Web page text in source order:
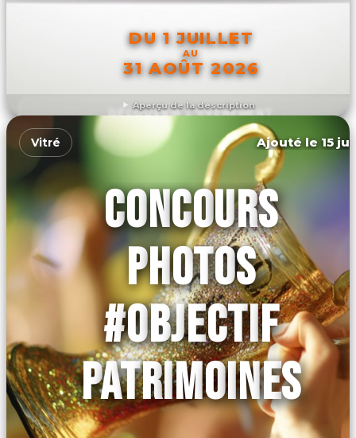
Aperçu de la description
DU 1 JUILLET
AU
31 AOÛT 2026
DÉCOUVRIR L'ÉVÉNEMENT
Vitré Ajouté le 15
CONCOURS
PHOTOS
#OBJECTIF
PATRIMOINES